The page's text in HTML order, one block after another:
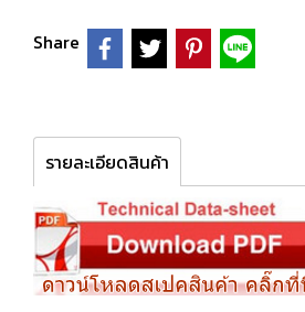
Share
รายละเอียดสินค้า